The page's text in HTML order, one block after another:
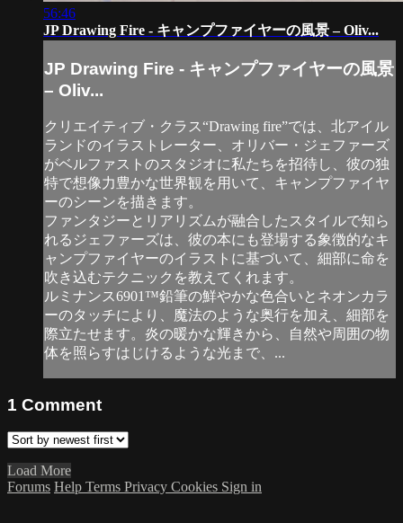
56:46
JP Drawing Fire - キャンプファイヤーの風景 – Oliv...
JP Drawing Fire - キャンプファイヤーの風景
– Oliv...
クリエイティブ・クラス“Drawing fire”では、北アイル
ランドのイラストレーター、オリバー・ジェファーズ
がベルファストのスタジオに私たちを招待し、彼の独
特で想像力豊かな世界観を用いて、キャンプファイヤ
ーのシーンを描きます。
ファンタジーとリアリズムが融合したスタイルで知ら
れるジェファーズは、彼の本にも登場する象徴的なキ
ャンプファイヤーのイラストに基づいて、細部に命を
吹き込むテクニックを教えてくれます。
ルミナンス6901™鉛筆の鮮やかな色合いとネオンカラ
ーのタッチにより、魔法のような奥行を加え、細部を
際立たせます。炎の暖かな輝きから、自然や周囲の物
体を照らすはじけるような光まで、...
1 Comment
Load More
Forums Help Terms Privacy Cookies Sign in